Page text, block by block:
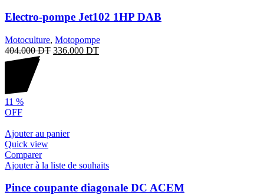
Electro-pompe Jet102 1HP DAB
Motoculture, Motopompe
404.000DT 336.000 DT
11 %
OFF
Ajouter au panier
Quick view
Comparer
Ajouter à la liste de souhaits
Pince coupante diagonale DC ACEM